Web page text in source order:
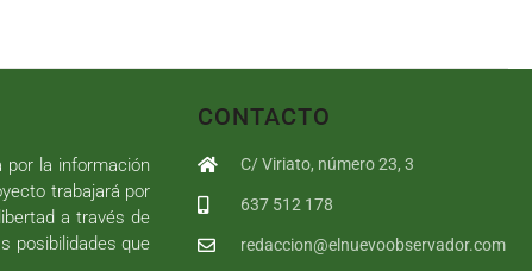
por la información
trabajará por
a través de
posibilidades que
CONTACTO
C/ Viriato, número 23, 3
637 512 178
redaccion@elnuevoobservador.com